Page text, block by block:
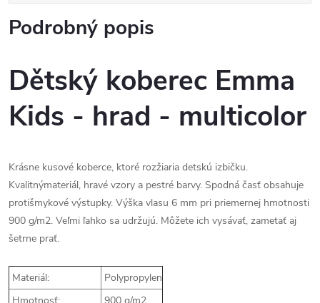
Podrobný popis
Dětský koberec Emma
Kids - hrad - multicolor
Krásne kusové koberce, ktoré rozžiaria detskú izbičku.
Kvalitnýmateriál, hravé vzory a pestré barvy. Spodná časť obsahuje
protišmykové výstupky. Výška vlasu 6 mm pri priemernej hmotnosti
900 g/m2. Veľmi ľahko sa udržujú. Môžete ich vysávať, zametať aj
šetrne prať.
Materiál:
Polypropylen